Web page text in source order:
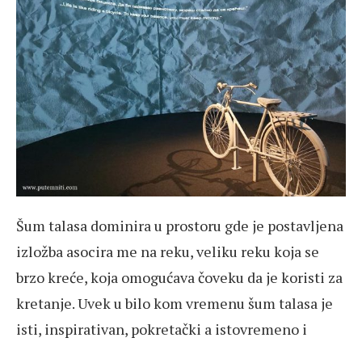
Šum talasa dominira u prostoru gde je postavljena
izložba asocira me na reku, veliku reku koja se
brzo kreće, koja omogućava čoveku da je koristi za
kretanje. Uvek u bilo kom vremenu šum talasa je
isti, inspirativan, pokretački a istovremeno i